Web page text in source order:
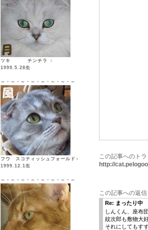
ツキ チンチラ ♀
1999.5.28生
～・～・～・～・～・～・～・～
フウ スコティッシュフォールド♀
1999.12.1生
～・～・～・～・～・～・～・～
この記事へのト
http://
この記事への返信
Re: まったり中
しんくん、座布
紋次郎も敷物大
それにしてもす